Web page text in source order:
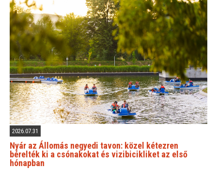
2026.07.31
Nyár az Állomás negyedi tavon: közel kétezren
bérelték ki a csónakokat és vizibicikliket az első
hónapban